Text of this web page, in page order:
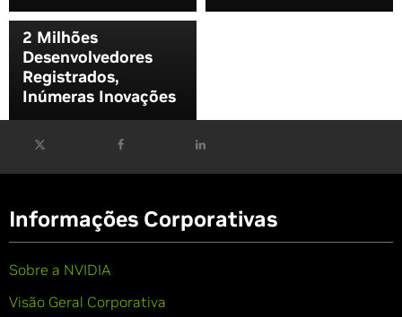
2 Milhões
Desenvolvedores
Registrados,
Inúmeras Inovações
Informações Corporativas
Sobre a NVIDIA
Visão Geral Corporativa